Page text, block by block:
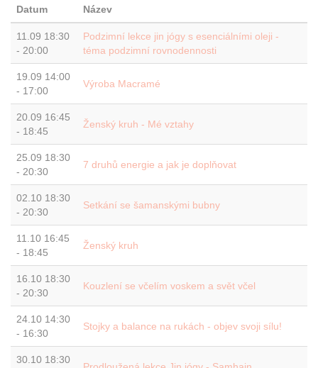
Datum Název
11.09 18:30
- 20:00
Podzimní lekce jin jógy s esenciálními oleji -
téma podzimní rovnodennosti
19.09 14:00
- 17:00
Výroba Macramé
20.09 16:45
- 18:45
Ženský kruh - Mé vztahy
25.09 18:30
- 20:30
7 druhů energie a jak je doplňovat
02.10 18:30
- 20:30
Setkání se šamanskými bubny
11.10 16:45
- 18:45
Ženský kruh
16.10 18:30
- 20:30
Kouzlení se včelím voskem a svět včel
24.10 14:30
- 16:30
Stojky a balance na rukách - objev svoji sílu!
30.10 18:30